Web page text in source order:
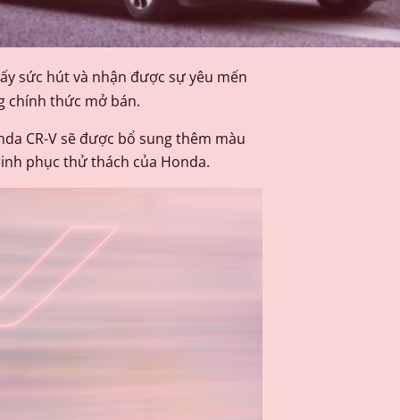
sức hút và nhận được sự yêu mến
chính thức mở bán.
CR-V sẽ được bổ sung thêm màu
phục thử thách của Honda.